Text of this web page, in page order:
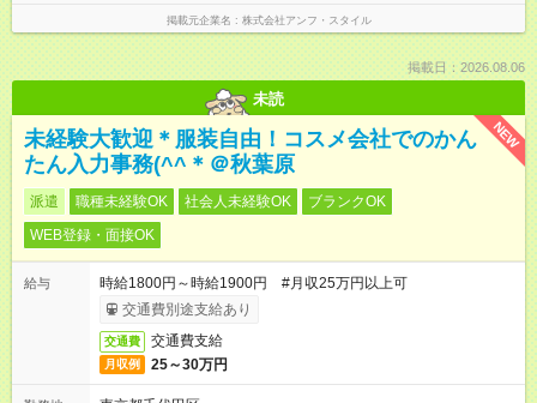
掲載元企業名 株式会社アンフ・スタイル
掲載日：2026.08.06
未読
NEW
未経験大歓迎＊服装自由！コスメ会社でのかん
たん入力事務(^^＊＠秋葉原
派遣 職種未経験OK 社会人未経験OK
ブランクOK
WEB登録・面接OK
給与
時給1800円～時給1900円 #月収25万円以上可
交通費別途支給あり
交通費 交通費支給
月収例 25～30万円